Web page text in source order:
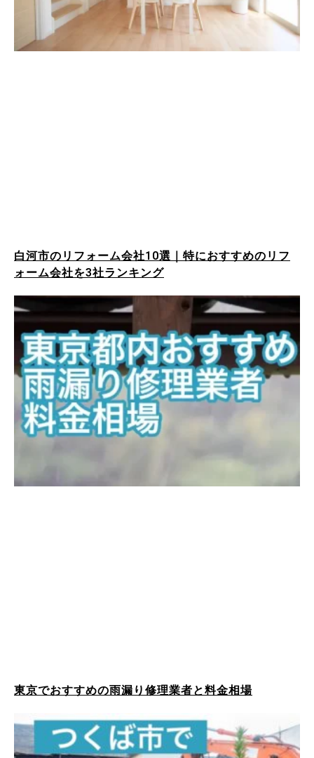
白河市のリフォーム会社10選｜特におすすめのリフ
ォーム会社を3社ランキング
東京でおすすめの雨漏り修理業者と料金相場